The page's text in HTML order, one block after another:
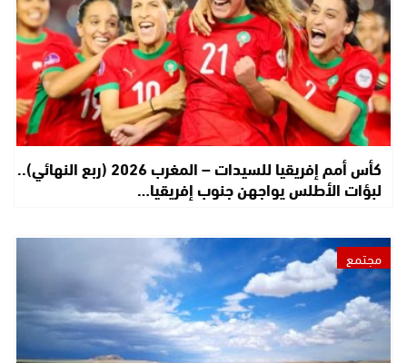
كأس أمم إفريقيا للسيدات – المغرب 2026 (ربع النهائي)..
لبؤات الأطلس يواجهن جنوب إفريقيا…
مجتمع